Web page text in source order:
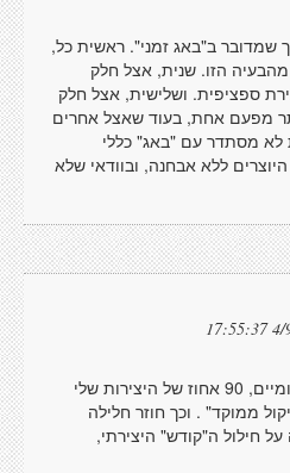
שמדובר ב"באג זמני". ראשית כל,
מהבעיה הזו. שנית, אצל חלק
ספציפית. ושלישית, אצל חלק
מפעם אחת, בעוד שאצל אחרים
לא מסתדר עם "באג" כללי
ללא אבחנה, ובוודאי שלא
4/9/
בהמשך לתגובת לגוד. לפני יומיים, 90 אחוז של היצירות שלי
"סיקול ממוקד" . וכך חוזר חלילה
חילול ה"קודש" היצירתי,